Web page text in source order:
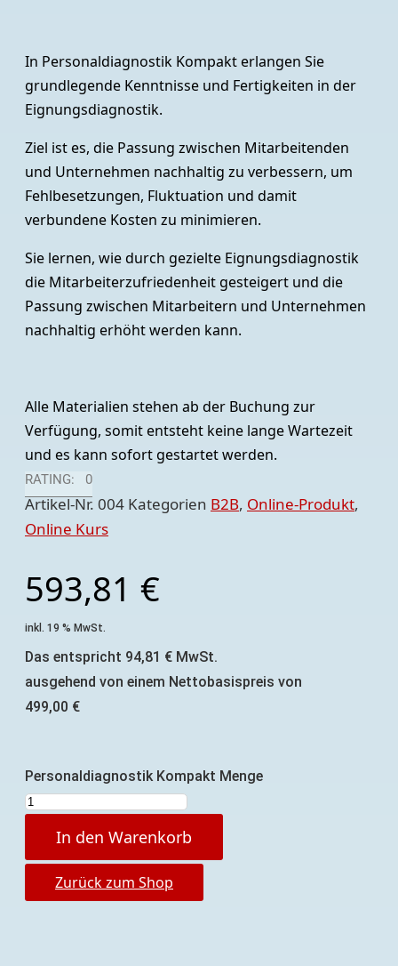
In Personaldiagnostik Kompakt erlangen Sie
grundlegende Kenntnisse und Fertigkeiten in der
Eignungsdiagnostik.
Ziel ist es, die Passung zwischen Mitarbeitenden
und Unternehmen nachhaltig zu verbessern, um
Fehlbesetzungen, Fluktuation und damit
verbundene Kosten zu minimieren.
Sie lernen, wie durch gezielte Eignungsdiagnostik
die Mitarbeiterzufriedenheit gesteigert und die
Passung zwischen Mitarbeitern und Unternehmen
nachhaltig erhöht werden kann.
Alle Materialien stehen ab der Buchung zur
Verfügung, somit entsteht keine lange Wartezeit
und es kann sofort gestartet werden.
RATING: 0
Artikel-Nr. 004 Kategorien B2B, Online-Produkt,
Online Kurs
593,81 €
inkl. 19 % MwSt.
Das entspricht 94,81 € MwSt.
ausgehend von einem Nettobasispreis von
499,00 €
Personaldiagnostik Kompakt Menge
In den Warenkorb
Zurück zum Shop